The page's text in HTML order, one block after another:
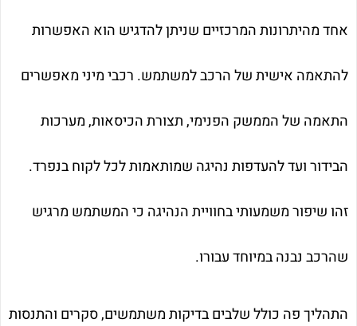
אחד מהיתרונות המרכזיים שניתן להדגיש הוא האפשרות
להתאמה אישית של הרכב למשתמש. רכבי מיני מאפשרים
התאמה של הממשק הפנימי, תצורת הכיסאות, מערכות
הבידור ועד להעדפות נהיגה שמותאמות לכל לקוח בנפרד.
זהו שיפור משמעותי בחוויית הנהיגה כי המשתמש מרגיש
שהרכב נבנה במיוחד עבורו.
התהליך פה כולל שלבים בדיקות משתמשים, סקרים והתנסות